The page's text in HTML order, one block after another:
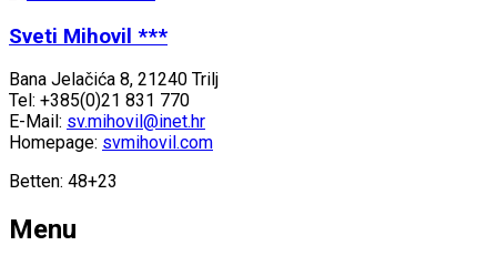
Sveti Mihovil ***
Bana Jelačića 8, 21240 Trilj
Tel: +385(0)21 831 770
E-Mail: sv.mihovil@inet.hr
Homepage: svmihovil.com
Betten: 48+23
Menu